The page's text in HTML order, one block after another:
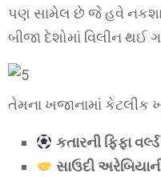
પણ સામેલ છે જે હવે
બીજા દેશોમાં વિલીન થઈ
તેમના ખજાનામાં કેટલીક
કતારની ફિફા
સાઉદી